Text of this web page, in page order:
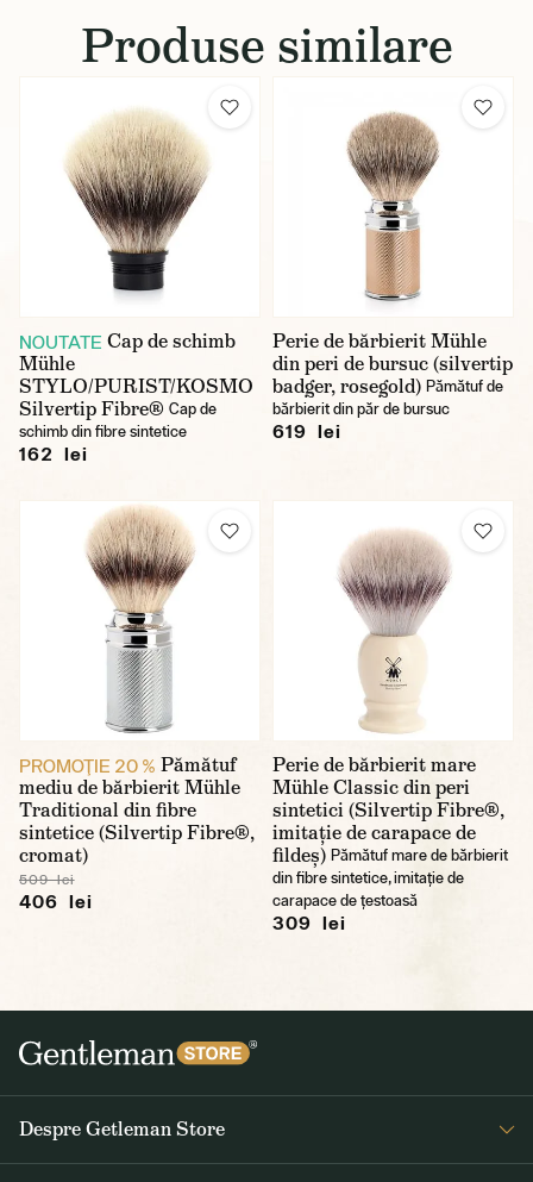
Produse similare
NOUTATE Cap de schimb
Mühle
STYLO/PURIST/KOSMO
Silvertip Fibre® Cap de
schimb din fibre sintetice
162 lei
Perie de bărbierit Mühle
din peri de bursuc (silvertip
badger, rosegold) Pămătuf de
bărbierit din păr de bursuc
619 lei
PROMOŢIE 20 % Pămătuf
mediu de bărbierit Mühle
Traditional din fibre
sintetice (Silvertip Fibre®,
cromat)
509 lei
406 lei
Perie de bărbierit mare
Mühle Classic din peri
sintetici (Silvertip Fibre®,
imitație de carapace de
fildeș) Pămătuf mare de bărbierit
din fibre sintetice, imitație de
carapace de țestoasă
309 lei
Despre Getleman Store